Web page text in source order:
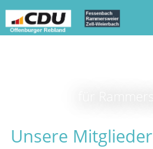
Unsere Mitglieder